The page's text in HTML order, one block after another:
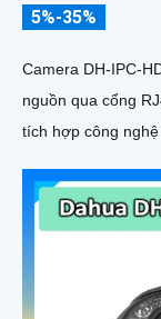
5%-35%
Camera DH-IPC-
nguồn qua cổng
tích hợp công